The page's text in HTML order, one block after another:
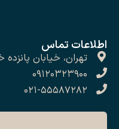
اطلاعات تماس
تهران، خیابان پانزده
۰۹۱۲۰۳۲۳۹۰۰
۰۲۱-۵۵۵۸۷۲۸۲